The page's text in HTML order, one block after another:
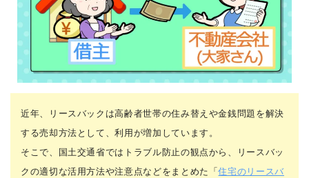
近年、リースバックは高齢者世帯の住み替えや金銭問題を解決
する売却方法として、利用が増加しています。
そこで、国土交通省ではトラブル防止の観点から、リースバッ
クの適切な活用方法や注意点などをまとめた「住宅のリースバ